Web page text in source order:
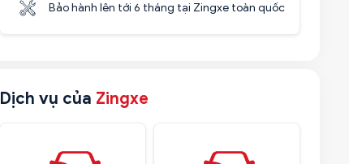
Bảo hành lên tới 6 tháng tại Zingxe toàn quốc
Dịch vụ của Zingxe